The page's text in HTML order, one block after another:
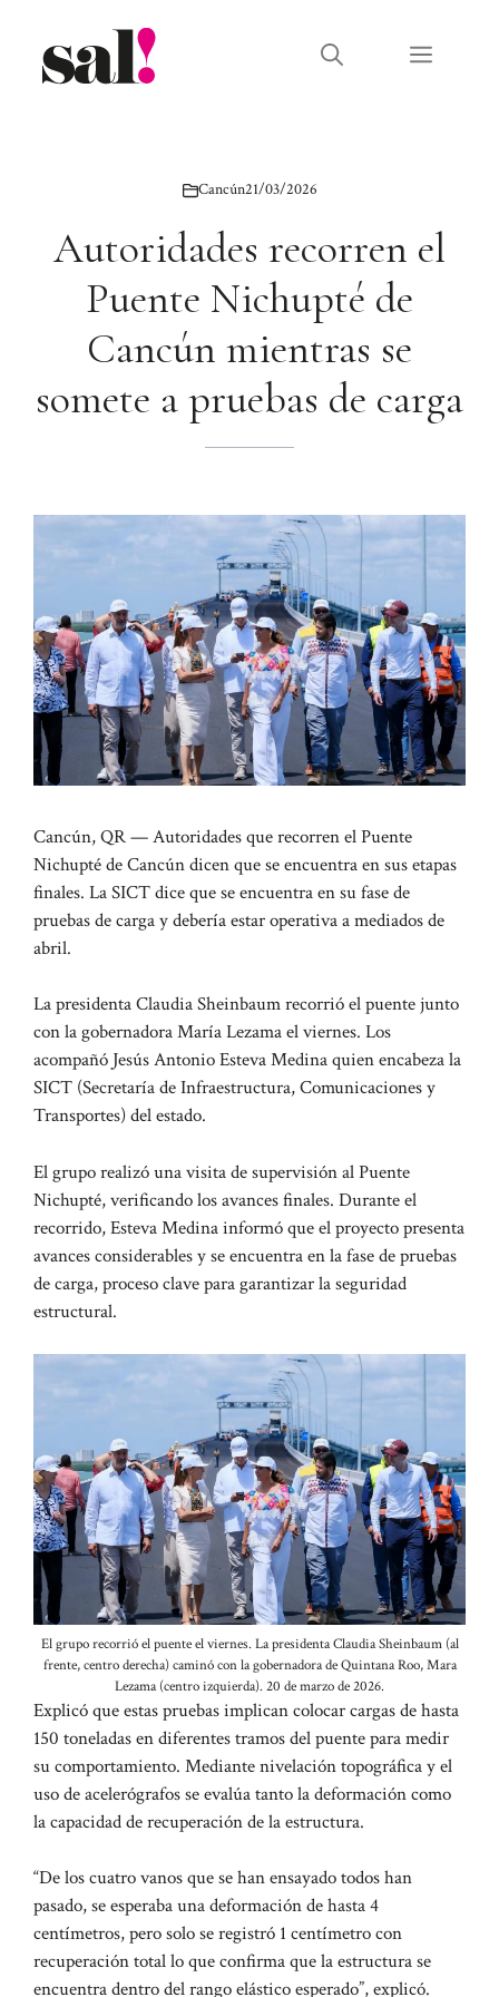
contenido
Menú
Cancún21/03/2026
Autoridades recorren el
Puente Nichupté de
Cancún mientras se
somete a pruebas de carga
Cancún, QR — Autoridades que recorren el Puente
Nichupté de Cancún dicen que se encuentra en sus etapas
finales. La SICT dice que se encuentra en su fase de
pruebas de carga y debería estar operativa a mediados de
abril.
La presidenta Claudia Sheinbaum recorrió el puente junto
con la gobernadora María Lezama el viernes. Los
acompañó Jesús Antonio Esteva Medina quien encabeza la
SICT (Secretaría de Infraestructura, Comunicaciones y
Transportes) del estado.
El grupo realizó una visita de supervisión al Puente
Nichupté, verificando los avances finales. Durante el
recorrido, Esteva Medina informó que el proyecto presenta
avances considerables y se encuentra en la fase de pruebas
de carga, proceso clave para garantizar la seguridad
estructural.
El grupo recorrió el puente el viernes. La presidenta Claudia Sheinbaum (al
frente, centro derecha) caminó con la gobernadora de Quintana Roo, Mara
Lezama (centro izquierda). 20 de marzo de 2026.
Explicó que estas pruebas implican colocar cargas de hasta
150 toneladas en diferentes tramos del puente para medir
su comportamiento. Mediante nivelación topográfica y el
uso de acelerógrafos se evalúa tanto la deformación como
la capacidad de recuperación de la estructura.
“De los cuatro vanos que se han ensayado todos han
pasado, se esperaba una deformación de hasta 4
centímetros, pero solo se registró 1 centímetro con
recuperación total lo que confirma que la estructura se
encuentra dentro del rango elástico esperado”, explicó.